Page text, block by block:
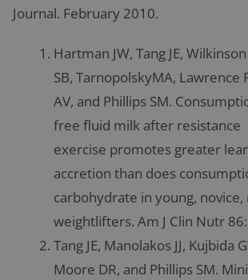
Journal. February 2010.
Hartman JW, Tang JE, Wilkinson
SB, TarnopolskyMA, Lawrence
AV, and Phillips SM.
free fluid milk after resistance
exercise promotes greater
accretion than does
carbohydrate in young, novice,
weightlifters. Am J Clin Nutr
Tang JE, Manolakos JJ, Kujbida
Moore DR, and Phillips SM.